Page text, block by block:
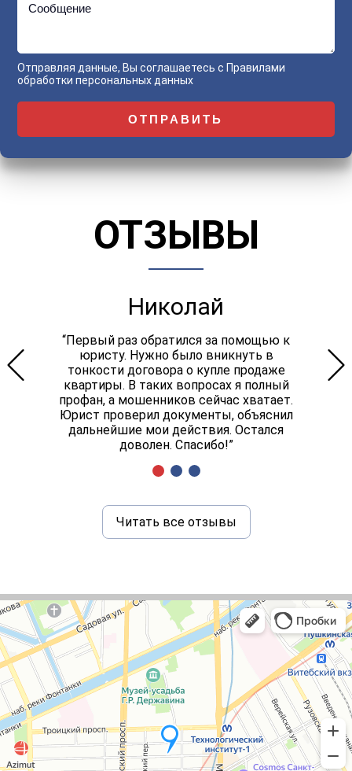
Сообщение
Отправляя данные, Вы соглашаетесь сПравилами
обработки персональных данных
ОТЗЫВЫ
Николай
“Первый раз обратился за помощью к
юристу. Нужно было вникнуть в
тонкости договора о купле продаже
квартиры. В таких вопросах я полный
профан, а мошенников сейчас хватает.
Юрист проверил документы, объяснил
дальнейшие мои действия. Остался
доволен. Спасибо!”
Читать все отзывы